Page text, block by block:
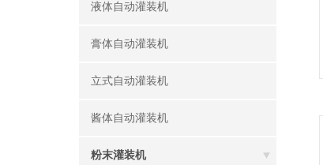
液体自动灌装机
膏体自动灌装机
立式自动灌装机
酱体自动灌装机
粉末灌装机